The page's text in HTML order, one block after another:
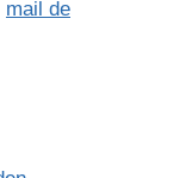
mail de